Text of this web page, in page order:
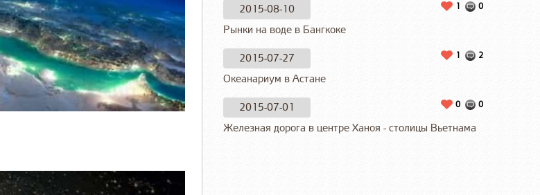
2015-08-10 0
1
Рынки на воде в Бангкоке
2015-07-27 2
1
Океанариум в Астане
2015-07-01 0
0
Железная дорога в центре Ханоя - столицы Вьетнама